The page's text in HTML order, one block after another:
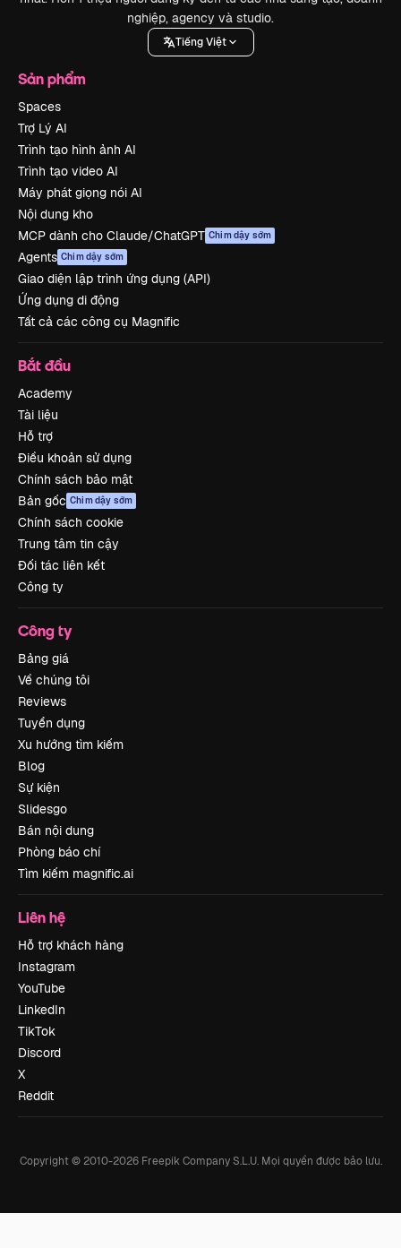
nghiệp, agency và studio.
Tiếng Việt
Sản phẩm
Spaces
Trợ Lý AI
Trình tạo hình ảnh AI
Trình tạo video AI
Máy phát giọng nói AI
Nội dung kho
MCP dành cho Claude/ChatGPT Chim dậy sớm
Agents Chim dậy sớm
Giao diện lập trình ứng dụng (API)
Ứng dụng di động
Tất cả các công cụ Magnific
Bắt đầu
Academy
Tài liệu
Hỗ trợ
Điều khoản sử dụng
Chính sách bảo mật
Bản gốc Chim dậy sớm
Chính sách cookie
Trung tâm tin cậy
Đối tác liên kết
Công ty
Công ty
Bảng giá
Về chúng tôi
Reviews
Tuyển dụng
Xu hướng tìm kiếm
Blog
Sự kiện
Slidesgo
Bán nội dung
Phòng báo chí
Tìm kiếm magnific.ai
Liên hệ
Hỗ trợ khách hàng
Instagram
YouTube
LinkedIn
TikTok
Discord
X
Reddit
Copyright © 2010-2026Freepik Company S.L.U. Mọi quyền được bảo lưu.